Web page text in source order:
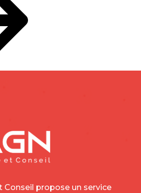
Conseil propose un service